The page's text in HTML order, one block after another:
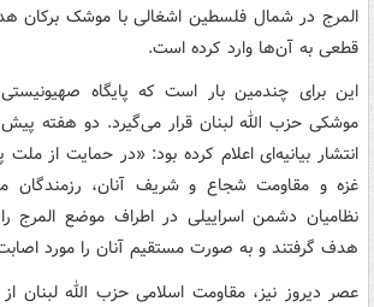
المرج در شمال فلسطین اشغالی با موشک برکان
قطعی به آن‌ها وارد کرده است.
این برای چندمین بار است که پایگاه
موشکی حزب الله لبنان قرار می‌گیرد. دو هفته پیش
انتشار بیانیه‌ای اعلام کرده بود: «در حمایت از ملت
غزه و مقاومت شجاع و شریف آنان، رزمندگان
نظامیان دشمن اسراییلی در اطراف موضع المرج
هدف گرفتند و به صورت مستقیم آنان را مورد اصابت
عصر دیروز نیز، مقاومت اسلامی حزب الله لبنان